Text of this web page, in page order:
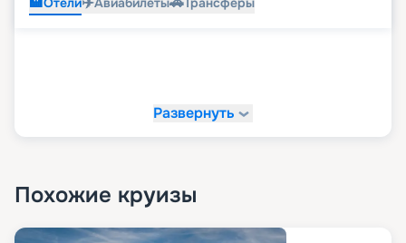
Развернуть
Похожие круизы